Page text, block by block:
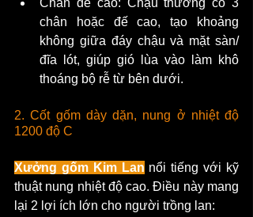
Chân đế cao: Chậu thường có 3
chân hoặc đế cao, tạo khoảng
không giữa đáy chậu và mặt sàn/
đĩa lót, giúp gió lùa vào làm khô
thoáng bộ rễ từ bên dưới.
2. Cốt gốm dày dặn, nung ở nhiệt độ
1200 độ C
Xưởng gốm Kim Lan nổi tiếng với kỹ
thuật nung nhiệt độ cao. Điều này mang
lại 2 lợi ích lớn cho người trồng lan: